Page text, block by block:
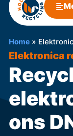
Home»
Elektronica
ons